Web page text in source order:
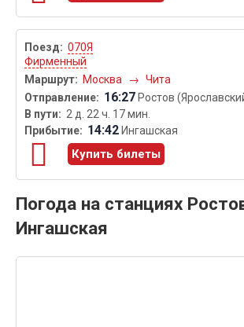
070Я
Фирменный
Москва
→ Чита
16:27 Ростов
2 д. 22 ч. 17 мин.
14:42 Ингашская
Купить билеты
Погода на станциях
Ингашская